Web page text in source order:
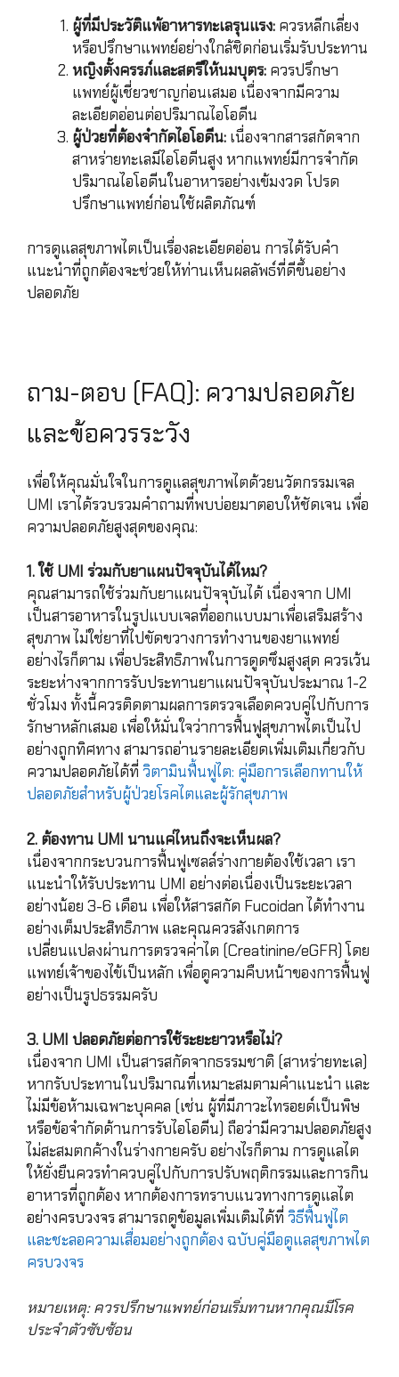
ผู้ที่มีประวัติแพ้อาหารทะเลรุนแรง: ควรหลีกเลี่ยง
หรือปรึกษาแพทย์อย่างใกล้ชิดก่อนเริ่มรับประทาน
หญิงตั้งครรภ์และสตรีให้นมบุตร: ควรปรึกษา
แพทย์ผู้เชี่ยวชาญก่อนเสมอ เนื่องจากมีความ
ละเอียดอ่อนต่อปริมาณไอโอดีน
ผู้ป่วยที่ต้องจำกัดไอโอดีน: เนื่องจากสารสกัดจาก
สาหร่ายทะเลมีไอโอดีนสูง หากแพทย์มีการจำกัด
ปริมาณไอโอดีนในอาหารอย่างเข้มงวด โปรด
ปรึกษาแพทย์ก่อนใช้ผลิตภัณฑ์
การดูแลสุขภาพไตเป็นเรื่องละเอียดอ่อน การได้รับคำ
แนะนำที่ถูกต้องจะช่วยให้ท่านเห็นผลลัพธ์ที่ดีขึ้นอย่าง
ปลอดภัย
ถาม-ตอบ (FAQ): ความปลอดภัย
และข้อควรระวัง
เพื่อให้คุณมั่นใจในการดูแลสุขภาพไตด้วยนวัตกรรมเจล
UMI เราได้รวบรวมคำถามที่พบบ่อยมาตอบให้ชัดเจน เพื่อ
ความปลอดภัยสูงสุดของคุณ:
1. ใช้ UMI ร่วมกับยาแผนปัจจุบันได้ไหม?
คุณสามารถใช้ร่วมกับยาแผนปัจจุบันได้ เนื่องจาก UMI
เป็นสารอาหารในรูปแบบเจลที่ออกแบบมาเพื่อเสริมสร้าง
สุขภาพ ไม่ใช่ยาที่ไปขัดขวางการทำงานของยาแพทย์
อย่างไรก็ตาม เพื่อประสิทธิภาพในการดูดซึมสูงสุด ควรเว้น
ระยะห่างจากการรับประทานยาแผนปัจจุบันประมาณ 1-2
ชั่วโมง ทั้งนี้ควรติดตามผลการตรวจเลือดควบคู่ไปกับการ
รักษาหลักเสมอ เพื่อให้มั่นใจว่าการฟื้นฟูสุขภาพไตเป็นไป
อย่างถูกทิศทาง สามารถอ่านรายละเอียดเพิ่มเติมเกี่ยวกับ
ความปลอดภัยได้ที่ วิตามินฟื้นฟูไต: คู่มือการเลือกทานให้
ปลอดภัยสำหรับผู้ป่วยโรคไตและผู้รักสุขภาพ
2. ต้องทาน UMI นานแค่ไหนถึงจะเห็นผล?
เนื่องจากกระบวนการฟื้นฟูเซลล์ร่างกายต้องใช้เวลา เรา
แนะนำให้รับประทาน UMI อย่างต่อเนื่องเป็นระยะเวลา
อย่างน้อย 3-6 เดือน เพื่อให้สารสกัด Fucoidan ได้ทำงาน
อย่างเต็มประสิทธิภาพ และคุณควรสังเกตการ
เปลี่ยนแปลงผ่านการตรวจค่าไต (Creatinine/eGFR) โดย
แพทย์เจ้าของไข้เป็นหลัก เพื่อดูความคืบหน้าของการฟื้นฟู
อย่างเป็นรูปธรรมครับ
3. UMI ปลอดภัยต่อการใช้ระยะยาวหรือไม่?
เนื่องจาก UMI เป็นสารสกัดจากธรรมชาติ (สาหร่ายทะเล)
หากรับประทานในปริมาณที่เหมาะสมตามคำแนะนำ และ
ไม่มีข้อห้ามเฉพาะบุคคล (เช่น ผู้ที่มีภาวะไทรอยด์เป็นพิษ
หรือข้อจำกัดด้านการรับไอโอดีน) ถือว่ามีความปลอดภัยสูง
ไม่สะสมตกค้างในร่างกายครับ อย่างไรก็ตาม การดูแลไต
ให้ยั่งยืนควรทำควบคู่ไปกับการปรับพฤติกรรมและการกิน
อาหารที่ถูกต้อง หากต้องการทราบแนวทางการดูแลไต
อย่างครบวงจร สามารถดูข้อมูลเพิ่มเติมได้ที่ วิธีฟื้นฟูไต
และชะลอความเสื่อมอย่างถูกต้อง ฉบับคู่มือดูแลสุขภาพไต
ครบวงจร
หมายเหตุ: ควรปรึกษาแพทย์ก่อนเริ่มทานหากคุณมีโรค
ประจำตัวซับซ้อน